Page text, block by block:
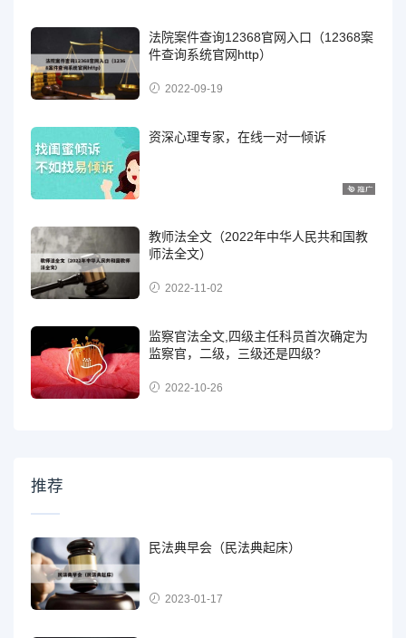
法院案件查询12368官网入口（12368案
件查询系统官网http）
2022-09-19
资深心理专家，在线一对一倾诉
教师法全文（2022年中华人民共和国教
师法全文）
2022-11-02
监察官法全文,四级主任科员首次确定为
监察官，二级，三级还是四级?
2022-10-26
推荐
民法典早会（民法典起床）
2023-01-17